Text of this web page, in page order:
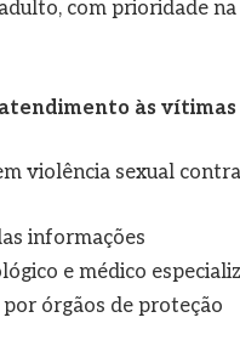
com prioridade
às vítimas
violência sexual
informações
e médico
órgãos de proteção